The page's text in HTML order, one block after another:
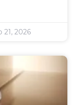
21, 2026